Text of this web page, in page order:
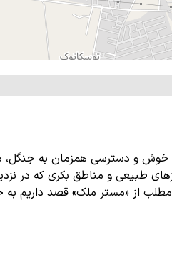
و دسترسی همزمان به جنگل،
طبیعی و مناطق بکری که در
مطلب از «مستر ملک» قصد داریم به